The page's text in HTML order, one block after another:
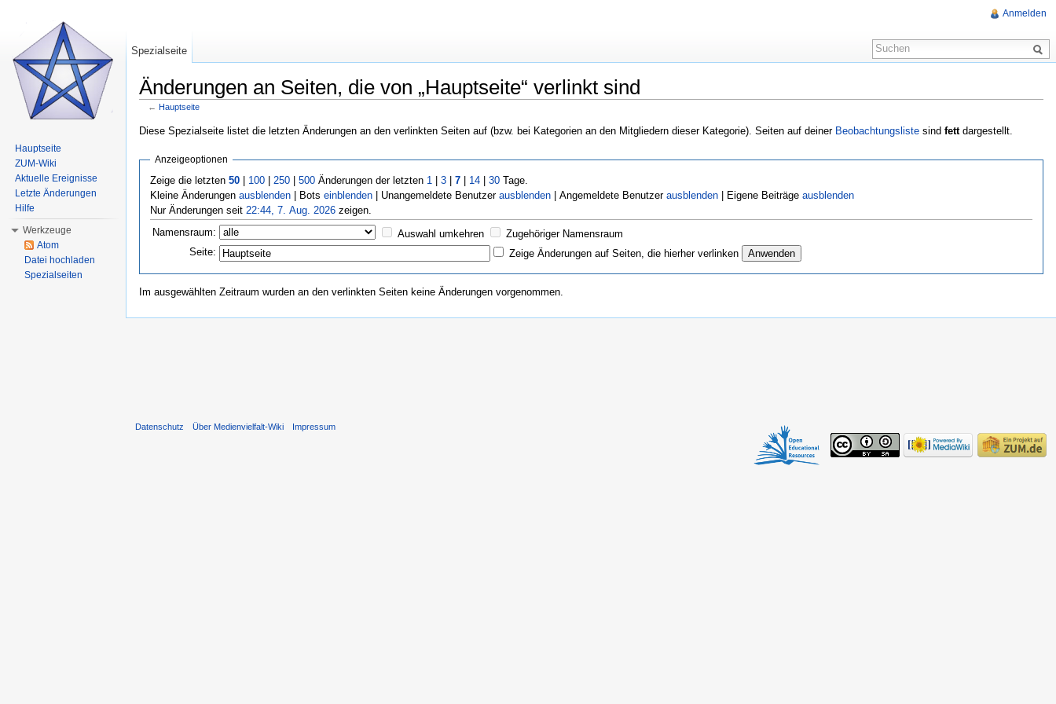
Änderungen an Seiten, die von „Hauptseite“ verlinkt sind
← Hauptseite
Diese Spezialseite listet die letzten Änderungen an den verlinkten Seiten auf (bzw. bei Kategorien an den Mitgliedern dieser Kategorie). Seiten auf deiner Beobachtungsliste sind fettdargestellt.
Anzeigeoptionen
Zeige die letzten 50| 100| 250| 500Änderungen der letzten 1 | 3| 7| 14| 30Tage.
Kleine Änderungen ausblenden| Bots einblenden| Unangemeldete Benutzer ausblenden| Angemeldete Benutzer ausblenden| Eigene Beiträge ausblenden
Nur Änderungen seit 22:44, 7. Aug. 2026zeigen.
Namensraum:
Auswahl umkehren
Zugehöriger Namensraum
Seite:
Zeige Änderungen auf Seiten, die hierher verlinken
Im ausgewählten Zeitraum wurden an den verlinkten Seiten keine Änderungen vorgenommen.
Anmelden
Spezialseite
Hauptseite
ZUM-Wiki
Aktuelle Ereignisse
Letzte Änderungen
Hilfe
Werkzeuge
Atom
Datei hochladen
Spezialseiten
Datenschutz Über Medienvielfalt-Wiki Impressum